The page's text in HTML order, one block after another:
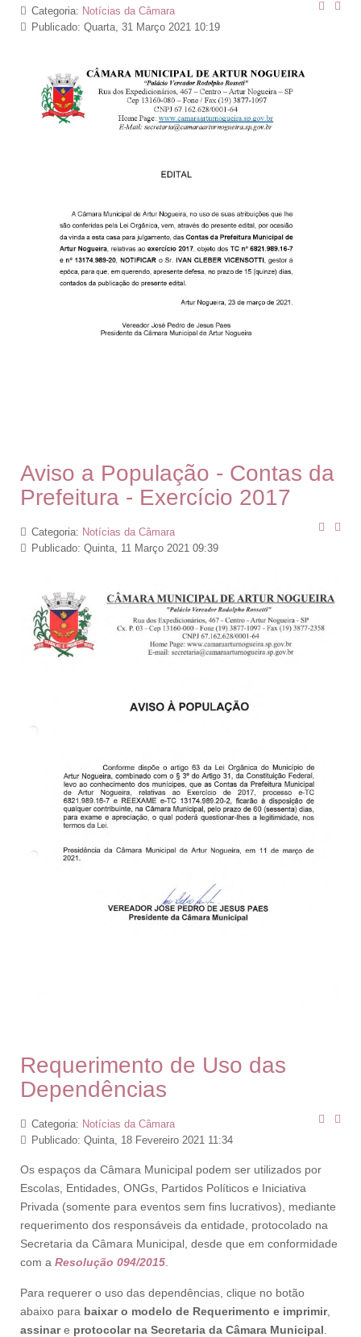
Categoria: Notícias da Câmara
Publicado: Quarta, 31 Março 2021 10:19
Aviso a População - Contas da
Prefeitura - Exercício 2017
Categoria: Notícias da Câmara
Publicado: Quinta, 11 Março 2021 09:39
Requerimento de Uso das
Dependências
Categoria: Notícias da Câmara
Publicado: Quinta, 18 Fevereiro 2021 11:34
Os espaços da Câmara Municipal podem ser utilizados por
Escolas, Entidades, ONGs, Partidos Políticos e Iniciativa
Privada (somente para eventos sem fins lucrativos), mediante
requerimento dos responsáveis da entidade, protocolado na
Secretaria da Câmara Municipal, desde que em conformidade
com a Resolução 094/2015.
Para requerer o uso das dependências, clique no botão
abaixo para baixar o modelo de Requerimento e imprimir,
assinare protocolar na Secretaria da Câmara Municipal.